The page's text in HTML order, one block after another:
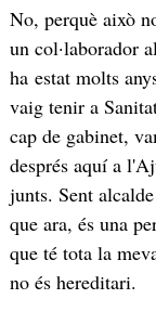
No, perquè això
un col·laborador
ha estat molts
vaig tenir a
cap de gabinet,
després aquí a
junts. Sent
que ara, és una
que té tota la
no és hereditari.